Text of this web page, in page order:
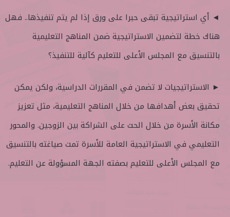
◄ أي استراتيجية تبقى حبرا على ورق إذا لم يتم تنفيذها.. فهل
هناك خطة لتضمين الاستراتيجية ضمن المناهج التعليمية
بالتنسيق مع المجلس الأعلى للتعليم كآلية للتنفيذ؟
► الاستراتيجيات لا تضمن في المقررات الدراسية، ولكن يمكن
تحقيق بعض أهدافها من خلال المناهج التعليمية، مثل تعزيز
مكانة الأسرة من خلال الحث على الشراكة بين الزوجين. والمحور
التعليمي في الاستراتيجية العامة للأسرة تمت صياغته بالتنسيق
مع المجلس الأعلى للتعليم بصفته الجهة المسؤولة عن التعليم.